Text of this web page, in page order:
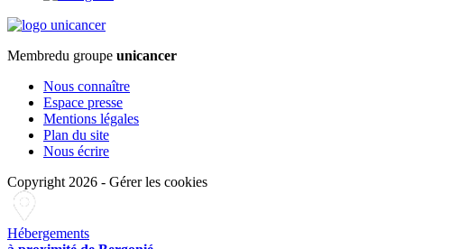
Membredu groupe unicancer
Nous connaître
Espace presse
Mentions légales
Plan du site
Nous écrire
Copyright 2026 - Gérer les cookies
Hébergements